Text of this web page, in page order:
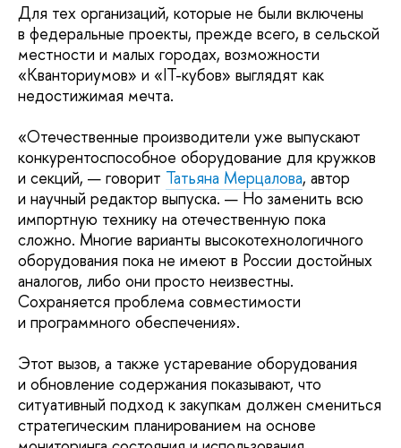
Для тех организаций, которые не были включены
в федеральные проекты, прежде всего, в сельской
местности и малых городах, возможности
«Кванториумов» и «IT-кубов» выглядят как
недостижимая мечта.
«Отечественные производители уже выпускают
конкурентоспособное оборудование для кружков
и секций, — говорит Татьяна Мерцалова, автор
и научный редактор выпуска. — Но заменить всю
импортную технику на отечественную пока
сложно. Многие варианты высокотехнологичного
оборудования пока не имеют в России достойных
аналогов, либо они просто неизвестны.
Сохраняется проблема совместимости
и программного обеспечения».
Этот вызов, а также устаревание оборудования
и обновление содержания показывают, что
ситуативный подход к закупкам должен смениться
стратегическим планированием на основе